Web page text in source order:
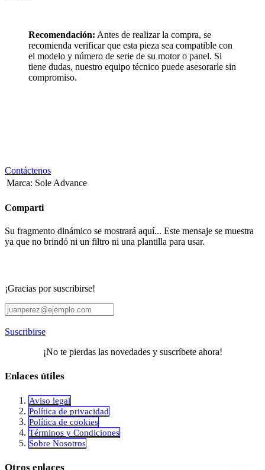
Recomendación: Antes de realizar la compra, se
recomienda verificar que esta pieza sea compatible con
el modelo y número de serie de su motor o panel. Si
tiene dudas, nuestro equipo técnico puede asesorarle sin
compromiso.
Contáctenos
Marca: Sole Advance
Comparti
Su fragmento dinámico se mostrará aquí... Este mensaje se muestra
ya que no brindó ni un filtro ni una plantilla para usar.
¡Gracias por suscribirse!
Suscribirse
¡No te pierdas las novedades y suscríbete ahora!
Enlaces útiles
Aviso legal
Política de privacidad
​Política de cookies
Términos y Condiciones
Sobre Nosotros
Otros enlaces